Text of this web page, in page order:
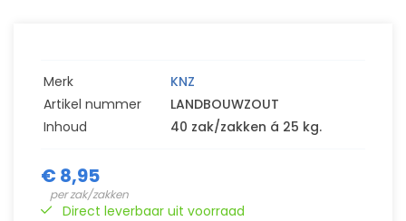
Merk
KNZ
Artikel nummer
LANDBOUWZOUT
Inhoud
40 zak/zakken á 25 kg.
€ 8,95
per zak/zakken
Direct leverbaar uit voorraad